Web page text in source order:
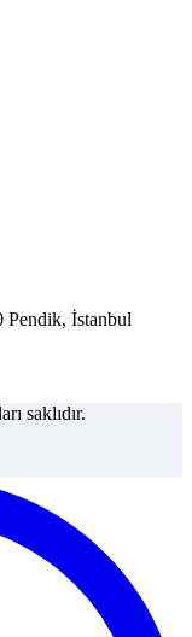
Pendik, İstanbul
saklıdır.